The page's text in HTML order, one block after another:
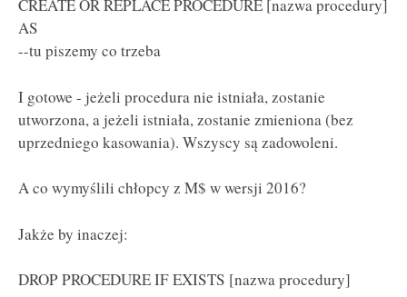
CREATE OR REPLACE PROCEDURE [nazwa procedury]
AS
--tu piszemy co trzeba
I gotowe - jeżeli procedura nie istniała, zostanie
utworzona, a jeżeli istniała, zostanie zmieniona (bez
uprzedniego kasowania). Wszyscy są zadowoleni.
A co wymyślili chłopcy z M$ w wersji 2016?
Jakże by inaczej:
DROP PROCEDURE IF EXISTS [nazwa procedury]